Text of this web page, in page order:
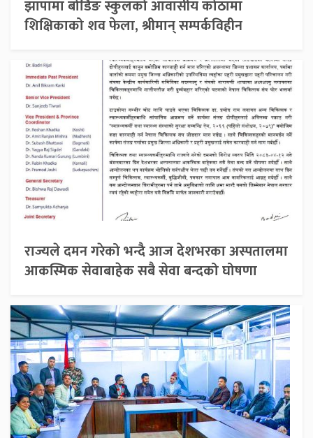
झापामा बोर्डिङ स्कुलको आवासीय कोठामा
शिक्षिकाको शव फेला, श्रीमान् सम्पर्कविहीन
राज्यले दमन गरेको भन्दै आज देशभरका अस्पतालमा
आकस्मिक सेवाबाहेक सबै सेवा बन्दको घोषणा